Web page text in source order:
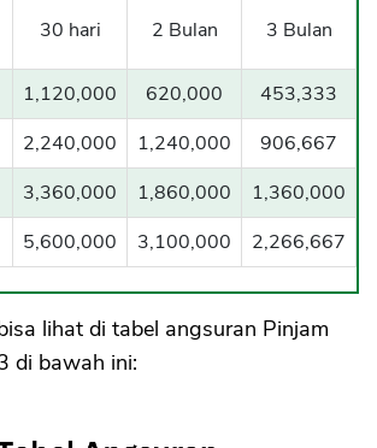
30 hari 2 Bulan 3 Bulan
1,120,000 620,000
453,333
2,240,000 1,240,000
906,667
3,360,000 1,860,000
1,360,000
5,600,000 3,100,000 2,266,667
lihat di tabel angsuran Pinjam
di bawah ini: